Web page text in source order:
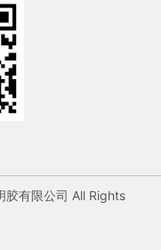
有限公司 All Rights